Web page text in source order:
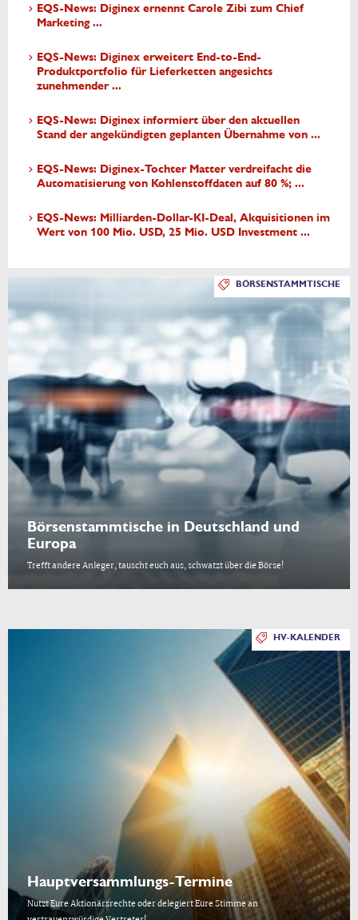
EQS-News: Diginex ernennt Carole Zibi zum Chief
Marketing ...
EQS-News: Diginex erweitert End-to-End-
Produktportfolio für Lieferketten angesichts
zunehmender ...
EQS-News: Diginex informiert über den aktuellen
Stand der angekündigten geplanten Übernahme von ...
EQS-News: Diginex-Tochter Matter verdreifacht die
Automatisierung von Kohlenstoffdaten auf 80 %; ...
EQS-News: Milliarden-Dollar-KI-Deal, Akquisitionen im
Wert von 100 Mio. USD, 25 Mio. USD Investment ...
BÖRSENSTAMMTISCHE
Börsenstammtische in Deutschland und
Europa
Trefft andere Anleger, tauscht euch aus, schwatzt über die Börse!
HV-KALENDER
Hauptversammlungs-Termine
Nutzt Eure Aktionärsrechte oder delegiert Eure Stimme an